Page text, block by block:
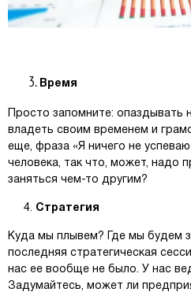
Время
Просто запомните: опаздывать
владеть своим временем и
еще, фраза «Я ничего не
человека, так что, может, надо
заняться чем-то другим?
4. Стратегия
Куда мы плывем? Где мы будем
последняя стратегическая
нас ее вообще не было. У нас
Задумайтесь, может ли